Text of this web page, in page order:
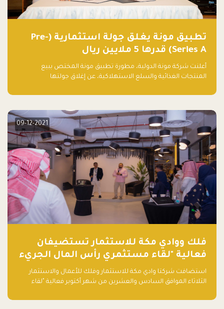
تطبيق مونة يغلق جولة استثمارية (Pre-
Series A) قدرها 5 ملايين ريال
أعلنت شركة مونة الدولية، مطورة تطبيق مونة المختص ببيع
المنتجات الغذائية والسلع الاستهلاكية، عن إغلاق جولتها
دولار أمريكي)، بقيادة شركتي دعم المنشآت المحدودة وتسارع القابضة
09-12-2021
فلك ووادي مكة للاستثمار تستضيفان
فعالية "لقاء مستثمري رأس المال الجريء
في المنطقة"
استضافت شركتا وادي مكة للاستثمار وفلك للأعمال والاستثمار
الثلاثاء الموافق السادس والعشرين من شهر أكتوبر فعالية "لقاء
مشاركاً من أبرز صناديق رأس المال الجريء وممثلي المؤسسات